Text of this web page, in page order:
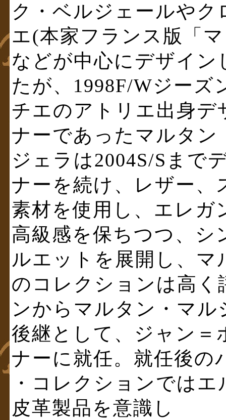
ク・ベルジェールやク
エ(本家フランス版「
などが中心にデザイン
たが、1998F/Wジー
チエのアトリエ出身デ
ナーであったマルタ
ジェラは2004S/Sまで
ナーを続け、レザー、
素材を使用し、エレガ
高級感を保ちつつ、
ルエットを展開し、マ
のコレクションは高く
ンからマルタン・マル
後継として、ジャン＝
ナーに就任。就任後の
・コレクションでは
皮革製品を意識し